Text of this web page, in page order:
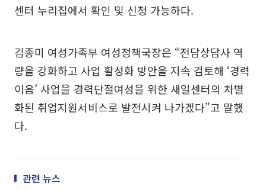
센터 누리집에서 확인 및 신청 가능하다.
김종미 여성가족부 여성정책국장은 “전담상담사 역
량을 강화하고 사업 활성화 방안을 지속 검토해 ‘경력
이음’ 사업을 경력단절여성을 위한 새일센터의 차별
화된 취업지원서비스로 발전시켜 나가겠다”고 말했
다.
관련 뉴스